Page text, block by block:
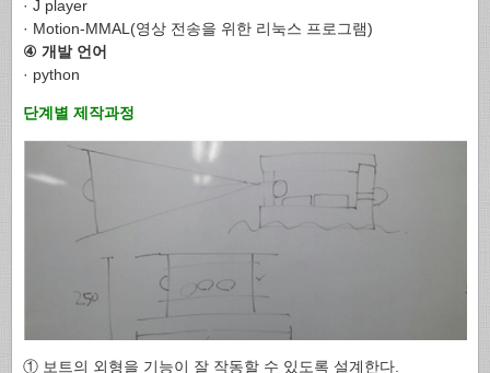
· J player
· Motion-MMAL(영상 전송을 위한 리눅스 프로그램)
④ 개발 언어
· python
단계별 제작과정
① 보트의 외형을 기능이 잘 작동할 수 있도록 설계한다.